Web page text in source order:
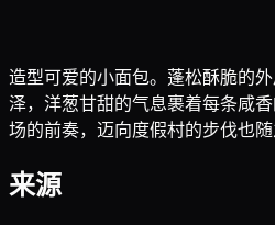
造型可爱的小面包。蓬松酥脆的
泽，洋葱甘甜的气息裹着每条咸
场的前奏，迈向度假村的步伐也随
来源